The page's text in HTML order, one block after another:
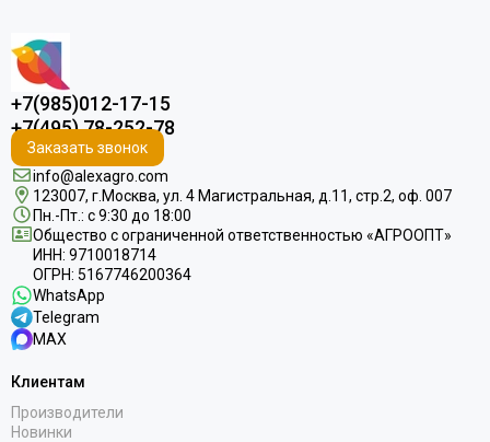
+7(985)012-17-15
+7(495) 78-252-78
Заказать звонок
info@alexagro.com
123007, г.Москва, ул. 4 Магистральная, д.11, стр.2, оф. 007
Пн.-Пт.: с 9:30 до 18:00
Общество с ограниченной ответственностью «АГРООПТ»
ИНН: 9710018714
ОГРН: 5167746200364
WhatsApp
Telegram
MAX
Клиентам
Производители
Новинки